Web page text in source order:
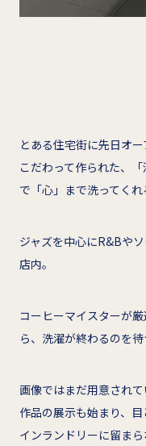
とある住宅街に先日オ
こだわって作られた、
で「心」まで洗ってくれ
ジャズを中心にR&Bや
店内。
コーヒーマイスターが
ら、洗濯が終わるのを待
画像ではまだ用意され
作品の展示も始まり、
インランドリーに留まら